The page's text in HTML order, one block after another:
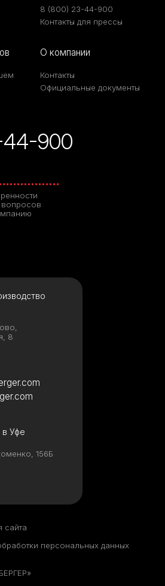
8 (800) 23-44-900
Контакты для прессы
О компании
Контакты
Официальные документы
44-900
8
Уфе
156Б
сайта
персональных данных